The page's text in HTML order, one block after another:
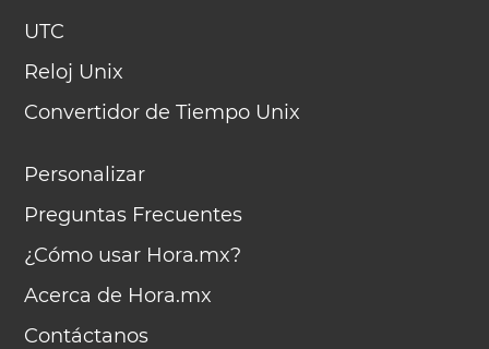
UTC
Reloj Unix
Convertidor de Tiempo Unix
Personalizar
Preguntas Frecuentes
¿Cómo usar Hora.mx?
Acerca de Hora.mx
Contáctanos